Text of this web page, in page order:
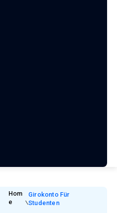
Hom
E
Girokonto Für
Studenten